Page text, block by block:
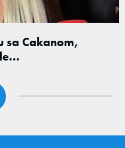
sa Cakanom,